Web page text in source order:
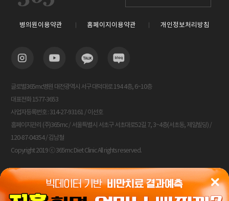
병의원이용약관 홈페이지이용약관 개인정보처리방침
글로벌365mc병원 대전광역시 서구 대덕대로 194 4층, 6~10층
대표전화 1577-3653
사업자등록번호 : 314-27-93161 / 이선호
홈페이지관리 (주)365mc / 서울특별시 서초구 서초대로52길 7, 3~4층(서초동, 제일빌딩) /
120-87-04354 / 김남철
Copyright 2019 ⓒ 365mc Diet Clinic All rights reserved.